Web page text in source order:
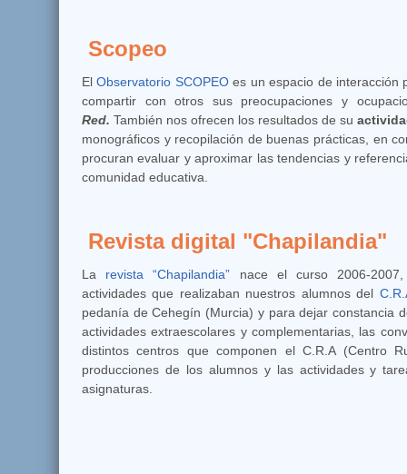
Scopeo
ElObservatorio SCOPEOes un espacio de interacción
compartir con otros sus preocupaciones y
Red. También nos ofrecen los resultados de su
monográficos y recopilación de buenas prácticas, en
procuran evaluar y aproximar las tendencias y
comunidad educativa.
Revista digital "Chapilandia"
La revista “Chapilandia” nace el curso 2006-
actividades que realizaban nuestros alumnos del
pedanía de Cehegín (Murcia) y para dejar constancia
actividades extraescolares y complementarias, las
distintos centros que componen el C.R.A (Centro
producciones de los alumnos y las actividades y
asignaturas.